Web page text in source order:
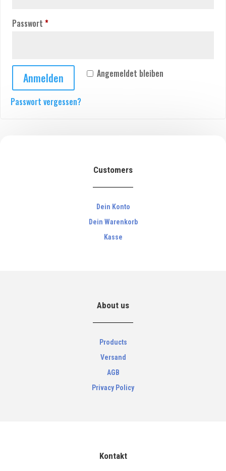
Passwort *Erforderlich
Angemeldet bleiben
Anmelden
Passwort vergessen?
Customers
Dein Konto
Dein Warenkorb
Kasse
About us
Products
Versand
AGB
Privacy Policy
Kontakt